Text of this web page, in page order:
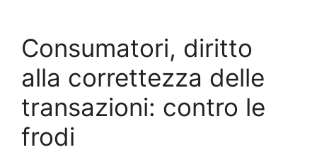
Consumatori, diritto
alla correttezza delle
transazioni: contro le
frodi